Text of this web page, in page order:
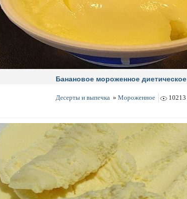
Банановое мороженное диетическое
Десерты и выпечка » Мороженное 10213